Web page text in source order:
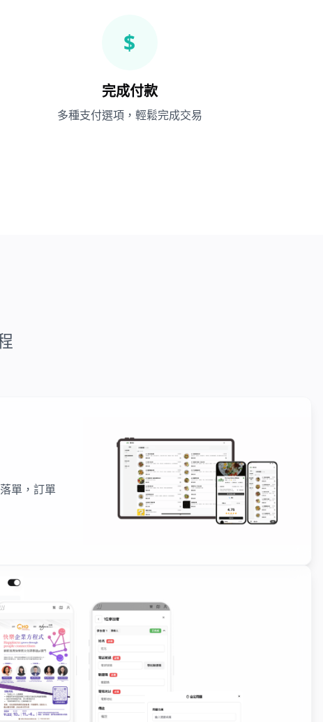
$
完成付款
多種支付選項，輕鬆完成交易
單，訂單